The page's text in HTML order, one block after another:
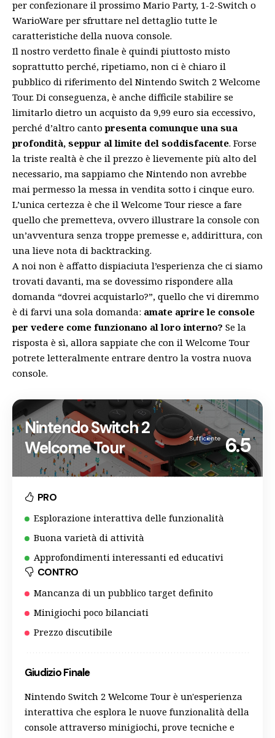
per confezionare il prossimo Mario Party, 1-2-Switch o
WarioWare per sfruttare nel dettaglio tutte le
caratteristiche della nuova console.
Il nostro verdetto finale è quindi piuttosto misto
soprattutto perché, ripetiamo, non ci è chiaro il
pubblico di riferimento del Nintendo Switch 2 Welcome
Tour. Di conseguenza, è anche difficile stabilire se
limitarlo dietro un acquisto da 9,99 euro sia eccessivo,
perché d’altro cantopresenta comunque una sua
profondità, seppur al limite del soddisfacente. Forse
la triste realtà è che il prezzo è lievemente più alto del
necessario, ma sappiamo che Nintendo non avrebbe
mai permesso la messa in vendita sotto i cinque euro.
L’unica certezza è che il Welcome Tour riesce a fare
quello che premetteva, ovvero illustrare la console con
un’avventura senza troppe premesse e, addirittura, con
una lieve nota di backtracking.
A noi non è affatto dispiaciuta l’esperienza che ci siamo
trovati davanti, ma se dovessimo rispondere alla
domanda “dovrei acquistarlo?”, quello che vi diremmo
è di farvi una sola domanda: amate aprire le console
per vedere come funzionano al loro interno? Se la
risposta è sì, allora sappiate che con il Welcome Tour
potrete letteralmente entrare dentro la vostra nuova
console.
Nintendo Switch 2
Welcome Tour
Sufficiente 6.5
PRO
Esplorazione interattiva delle funzionalità
Buona varietà di attività
Approfondimenti interessanti ed educativi
CONTRO
Mancanza di un pubblico target definito
Minigiochi poco bilanciati
Prezzo discutibile
Giudizio Finale
Nintendo Switch 2 Welcome Tour è un'esperienza
interattiva che esplora le nuove funzionalità della
console attraverso minigiochi, prove tecniche e